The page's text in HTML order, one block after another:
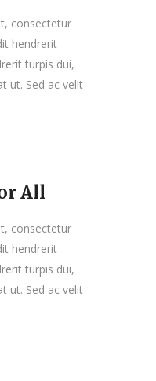
consectetur
hendrerit
turpis dui,
ut. Sed ac velit
All
consectetur
hendrerit
turpis dui,
ut. Sed ac velit